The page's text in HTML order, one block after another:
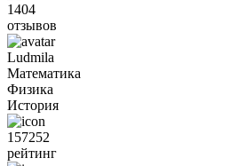
1404
отзывов
Ludmila
Математика
Физика
История
157252
рейтинг